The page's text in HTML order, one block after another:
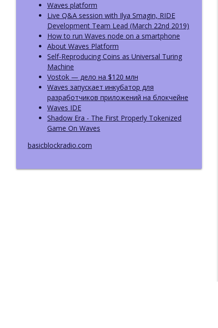
Waves platform
Live Q&A session with Ilya Smagin, RIDE
Development Team Lead (March 22nd 2019)
How to run Waves node on a smartphone
About Waves Platform
Self-Reproducing Coins as Universal Turing
Machine
Vostok — дело на $120 млн
Waves запускает инкубатор для
разработчиков приложений на блокчейне
Waves IDE
Shadow Era - The First Properly Tokenized
Game On Waves
basicblockradio.com